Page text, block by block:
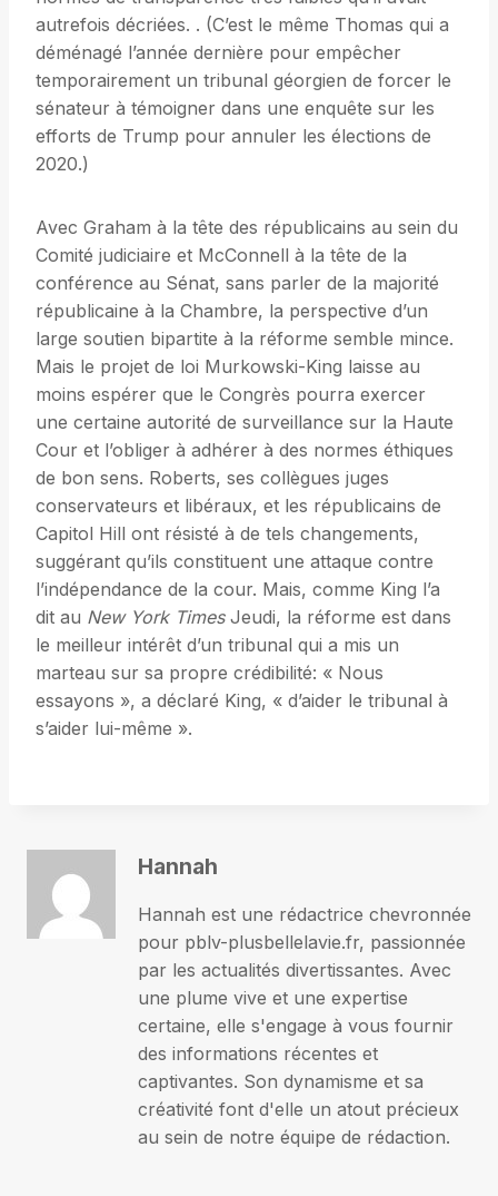
autrefois décriées. . (C’est le même Thomas qui a
déménagé l’année dernière pour empêcher
temporairement un tribunal géorgien de forcer le
sénateur à témoigner dans une enquête sur les
efforts de Trump pour annuler les élections de
2020.)
Avec Graham à la tête des républicains au sein du
Comité judiciaire et McConnell à la tête de la
conférence au Sénat, sans parler de la majorité
républicaine à la Chambre, la perspective d’un
large soutien bipartite à la réforme semble mince.
Mais le projet de loi Murkowski-King laisse au
moins espérer que le Congrès pourra exercer
une certaine autorité de surveillance sur la Haute
Cour et l’obliger à adhérer à des normes éthiques
de bon sens. Roberts, ses collègues juges
conservateurs et libéraux, et les républicains de
Capitol Hill ont résisté à de tels changements,
suggérant qu’ils constituent une attaque contre
l’indépendance de la cour. Mais, comme King l’a
dit au New York TimesJeudi, la réforme est dans
le meilleur intérêt d’un tribunal qui a mis un
marteau sur sa propre crédibilité: « Nous
essayons », a déclaré King, « d’aider le tribunal à
s’aider lui-même ».
Hannah
Hannah est une rédactrice chevronnée
pour pblv-plusbellelavie.fr, passionnée
par les actualités divertissantes. Avec
une plume vive et une expertise
certaine, elle s'engage à vous fournir
des informations récentes et
captivantes. Son dynamisme et sa
créativité font d'elle un atout précieux
au sein de notre équipe de rédaction.